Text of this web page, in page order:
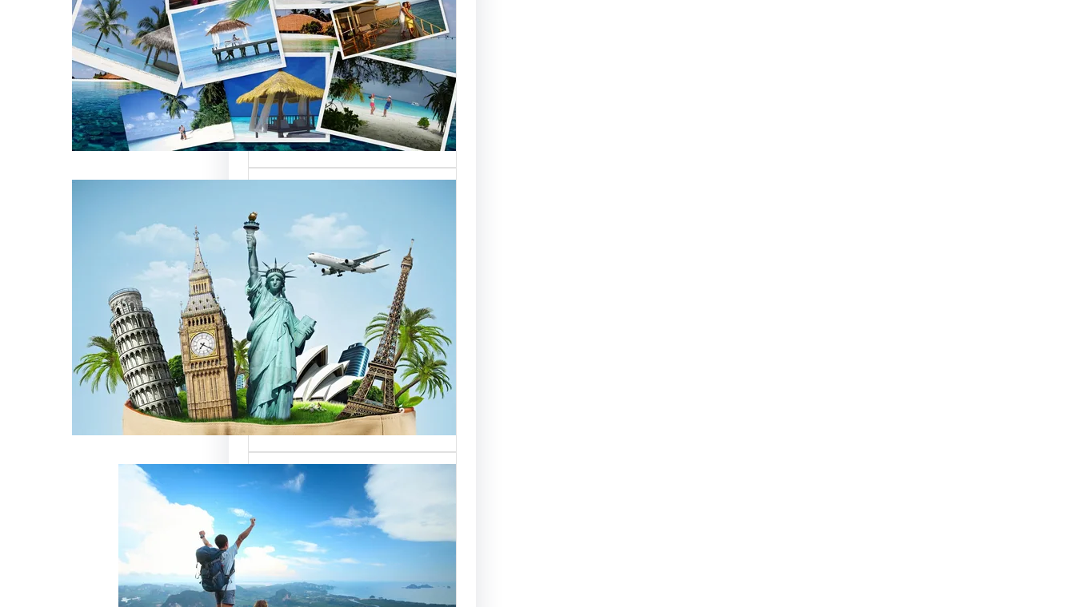
السياحة العالمية على
السوق
أسماء شركات السياحة
العالمية تعتبر من العناصر
الأساسية التي تؤثر…
تقدم شركات السياحة
بمصر خدمات متميزة
للسائحين الوافدين
شركات السياحة بمصر تقدم
خدمات متميزة للسائحين
الوافدين، حيث تعتبر…
تحسين خدمات رقم شركة
سياحة: أفضل الطرق
لجذب الزبائن وتحقيق